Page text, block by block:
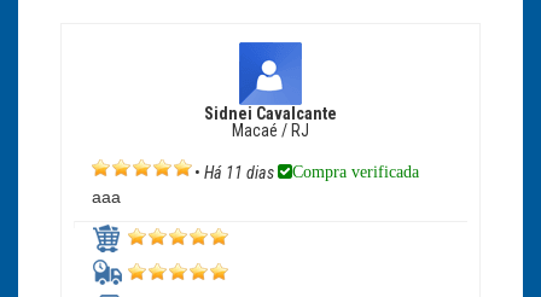
Sidnei Cavalcante
Macaé / RJ
• Há 11 dias Compra verificada
aaa